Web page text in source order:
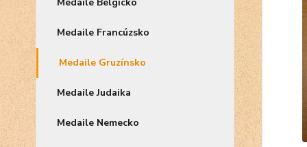
Medaile Francúzsko
Medaile Gruzínsko
Medaile Judaika
Medaile Nemecko